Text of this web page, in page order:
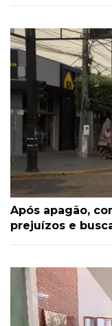
Após apagão,
prejuízos e